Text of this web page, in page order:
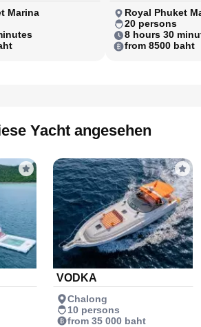
Marina
Royal Phuket
20 persons
8 hours 30
from 8500 baht
Yacht angesehen
VODKA
Chalong
10 persons
from 35 000 baht